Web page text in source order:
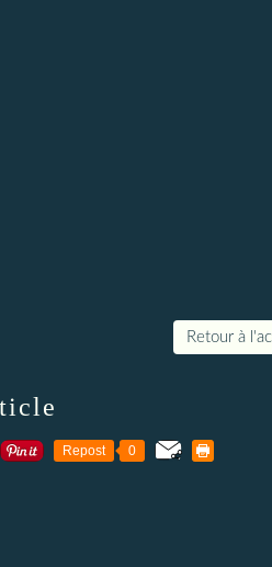
Retour à
Repost 0